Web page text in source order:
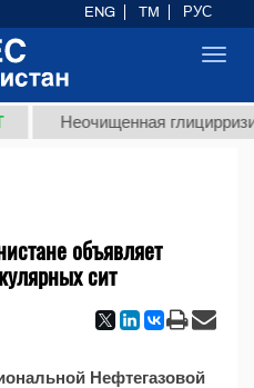
Неочищенная
объявляет
сит
Нефтегазовой
ENG TM РУС